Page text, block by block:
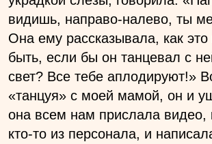
видишь, направо-налево, ты
Она ему рассказывала, как
быть, если бы он танцевал с
свет? Все тебе аплодируют!»
«танцуя» с моей мамой, он и
она всем нам прислала видео,
кто-то из персонала, и